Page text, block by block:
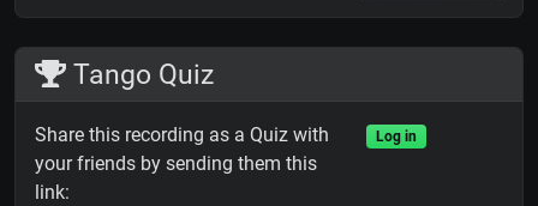
Tango Quiz
Share this recording as a Quiz with
your friends by sending them this
link:
Log in